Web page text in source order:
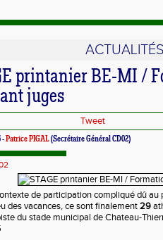
ACTUALITÉS
printanier BE-MI /
juges
Tweet
-Patrice PIGAL(Secrétaire Général CD02)
de participation compliqué dû
des vacances, ce sont finalement29
du stade municipal de Chateau-